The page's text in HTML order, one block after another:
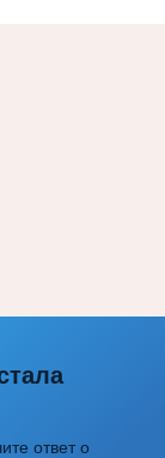
ответ о